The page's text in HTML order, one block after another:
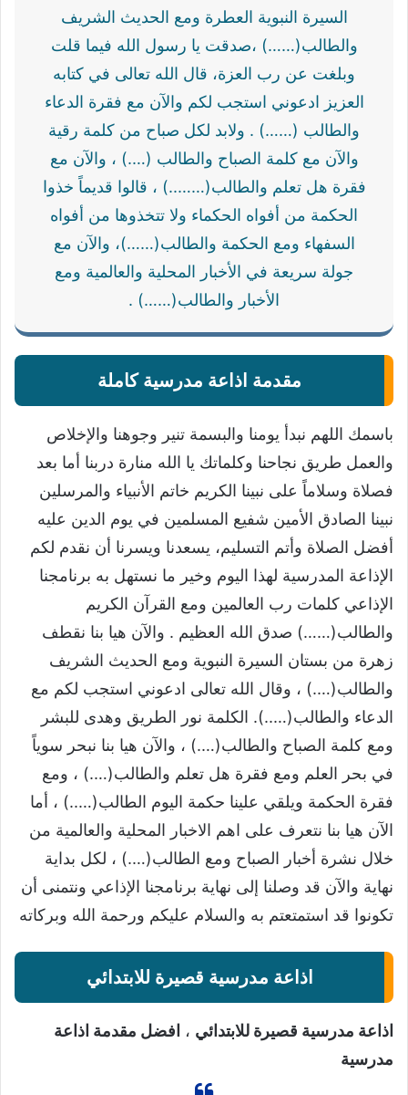
السيرة النبوية العطرة ومع الحديث الشريف
والطالب(……) ،صدقت يا رسول الله فيما قلت
وبلغت عن رب العزة، قال الله تعالى في كتابه
العزيز ادعوني استجب لكم والآن مع فقرة الدعاء
والطالب (……) . ولابد لكل صباح من كلمة رقية
والآن مع كلمة الصباح والطالب (….) ، والآن مع
فقرة هل تعلم والطالب(……..) ، قالوا قديماً خذوا
الحكمة من أفواه الحكماء ولا تتخذوها من أفواه
السفهاء ومع الحكمة والطالب(……)، والآن مع
جولة سريعة في الأخبار المحلية والعالمية ومع
الأخبار والطالب(……) .
مقدمة اذاعة مدرسية كاملة
باسمك اللهم نبدأ يومنا والبسمة تنير وجوهنا والإخلاص
والعمل طريق نجاحنا وكلماتك يا الله منارة دربنا أما بعد
فصلاة وسلاماً على نبينا الكريم خاتم الأنبياء والمرسلين
نبينا الصادق الأمين شفيع المسلمين في يوم الدين عليه
أفضل الصلاة وأتم التسليم، يسعدنا ويسرنا أن نقدم لكم
الإذاعة المدرسية لهذا اليوم وخير ما نستهل به برنامجنا
الإذاعي كلمات رب العالمين ومع القرآن الكريم
والطالب(……) صدق الله العظيم . والآن هيا بنا نقطف
زهرة من بستان السيرة النبوية ومع الحديث الشريف
والطالب(….) ، وقال الله تعالى ادعوني استجب لكم مع
الدعاء والطالب(…..). الكلمة نور الطريق وهدى للبشر
ومع كلمة الصباح والطالب(….) ، والآن هيا بنا نبحر سوياً
في بحر العلم ومع فقرة هل تعلم والطالب(….) ، ومع
فقرة الحكمة ويلقي علينا حكمة اليوم الطالب(…..) ، أما
الآن هيا بنا نتعرف على اهم الاخبار المحلية والعالمية من
خلال نشرة أخبار الصباح ومع الطالب(….) ، لكل بداية
نهاية والآن قد وصلنا إلى نهاية برنامجنا الإذاعي ونتمنى أن
تكونوا قد استمتعتم به والسلام عليكم ورحمة الله وبركاته
اذاعة مدرسية قصيرة للابتدائي
اذاعة مدرسية قصيرة للابتدائي ،
افضل مقدمة اذاعة
مدرسية